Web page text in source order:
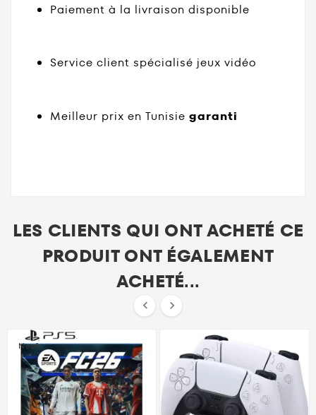
Paiement à la livraison disponible
Service client spécialisé jeux vidéo
Meilleur prix en Tunisie garanti
LES CLIENTS QUI ONT ACHETÉ CE
PRODUIT ONT ÉGALEMENT
ACHETÉ...
 
Neuf